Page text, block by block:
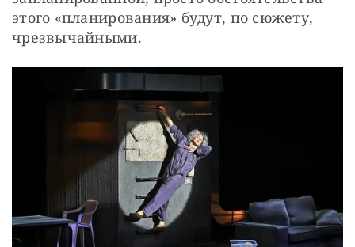
этого «планирования» будут, по сюжету,
чрезвычайными.